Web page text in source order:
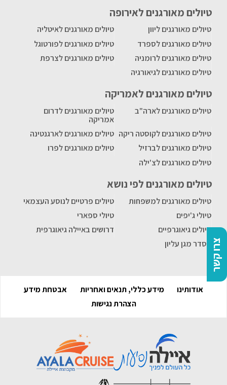
צרו קשר
טיולים מאורגנים לאירופה
טיולים מאורגנים ליוון
טיולים מאורגנים לאיטליה
טיולים מאורגנים לספרד
טיולים מאורגנים לפורטוגל
טיולים מאורגנים לרומניה
טיולים מאורגנים לצרפת
טיולים מאורגנים לגיאורגיה
טיולים מאורגנים לאמריקה
טיולים מאורגנים לארה"ב
טיולים מאורגנים לדרום
אמריקה
טיולים מאורגנים לקוסטה ריקה טיולים מאורגנים לארגנטינה
טיולים מאורגנים לברזיל
טיולים מאורגנים לפרו
טיולים מאורגנים לצ'ילה
טיולים מאורגנים לפי נושא
טיולים מאורגנים למשפחות
טיולים פרטיים לנוסע העצמאי
טיולי ג'יפים
טיולי ספארי
טיולים גיאוגרפיים
דרושים באיילה גיאוגרפית
הסדר מגן עליון
אודותינו מידע כללי, תנאים ואחריות
אבטחת מידע
הצהרת נגישות